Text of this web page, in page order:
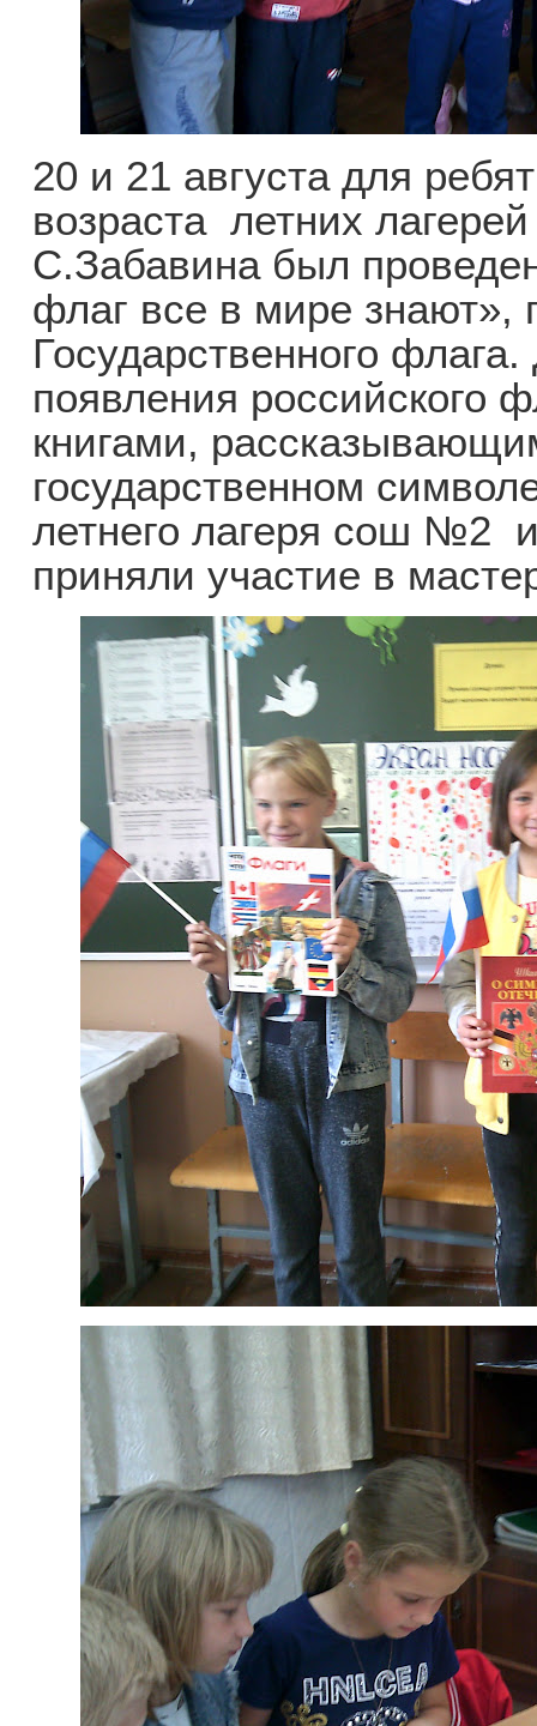
20 и 21 августа для
возраста летних
С.Забавина был
флаг все в мире
Государственного
появления российского
книгами,
государственном
летнего лагеря сош №2
приняли участие в